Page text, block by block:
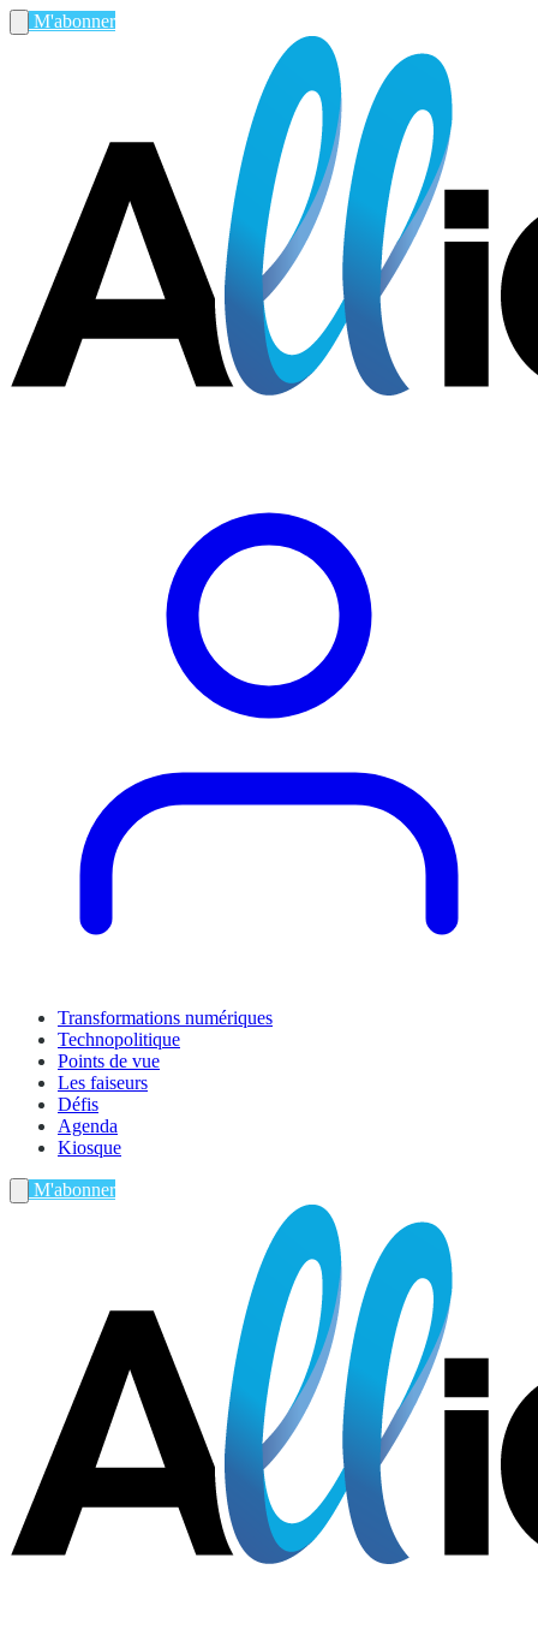
M'abonner
Transformations numériques
Technopolitique
Points de vue
Les faiseurs
Défis
Agenda
Kiosque
M'abonner